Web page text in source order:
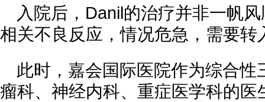
入院后，Danil的治疗并非一帆
相关不良反应，情况危急，需要转
此时，嘉会国际医院作为综合
瘤科、神经内科、重症医学科的